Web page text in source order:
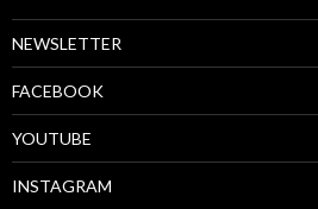
NEWSLETTER
FACEBOOK
YOUTUBE
INSTAGRAM